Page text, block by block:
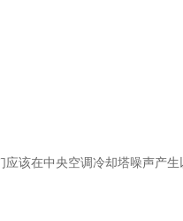
该在中央空调冷却塔噪声产生